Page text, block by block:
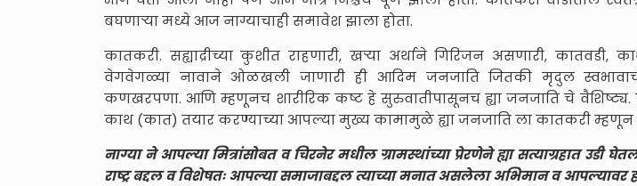
बघणाऱ्या मध्ये आज नाग्याचाही समावेश झाला होता.
कातकरी. सह्याद्रीच्या कुशीत राहणारी, खऱ्या अर्थाने गिरिजन असणारी, कातवडी,
वेगवेगळ्या नावाने ओळखली जाणारी ही आदिम जनजाति जितकी मृदुल
कणखरपणा. आणि म्हणूनच शारीरिक कष्ट हे सुरुवातीपासूनच ह्या जनजाति चे वैशिष्ट्य.
काथ (कात) तयार करण्याच्या आपल्या मुख्य कामामुळे ह्या जनजाति ला कातकरी
नाग्या ने आपल्या मित्रांसोबत व चिरनेर मधील ग्रामस्थांच्या प्रेरणेने ह्या सत्याग्रहात उडी
राष्ट्र बद्दल व विशेषतः आपल्या समाजाबद्दल त्याच्या मनात असलेला अभिमान व